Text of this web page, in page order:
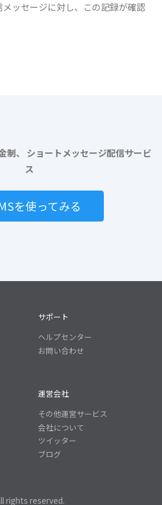
ッセージに対し、この記録が確認
制、 ショートメッセージ配信サービ
ス
を使ってみる
サポート
ヘルプセンター
お問い合わせ
運営会社
その他運営サービス
会社について
ツイッター
ブログ
rights reserved.